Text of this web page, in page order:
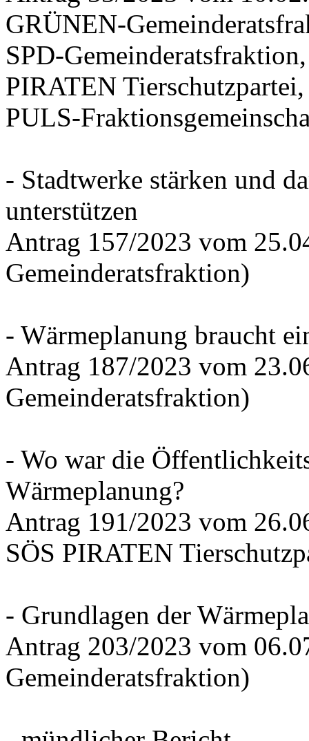
GRÜNEN-
SPD-
PIRATEN Tierschutzpartei,
PULS-
- Stadtwerke stärken und
unterstützen
Antrag 157/2023 vom
Gemeinderatsfraktion)
- Wärmeplanung braucht
Antrag 187/2023 vom
Gemeinderatsfraktion)
- Wo war die
Wärmeplanung?
Antrag 191/2023 vom
SÖS PIRATEN
- Grundlagen der
Antrag 203/2023 vom
Gemeinderatsfraktion)